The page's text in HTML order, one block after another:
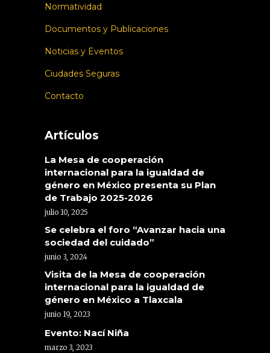
Normatividad
Documentos y Publicaciones
Noticias y Eventos
Ciudades Seguras
Contacto
Artículos
La Mesa de cooperación
internacional para la igualdad de
género en México presenta su Plan
de Trabajo 2025-2026
julio 10, 2025
Se celebra el foro “Avanzar hacia una
sociedad del cuidado”
junio 3, 2024
Visita de la Mesa de cooperación
internacional para la igualdad de
género en México a Tlaxcala
junio 19, 2023
Evento: Nací Niña
marzo 3, 2023